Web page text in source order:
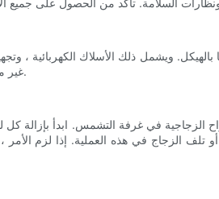
ويشمل ذلك الأسلاك الكهربائية ،
غير متأكد من كيفية فصل المرافق بأمان ، فمن الأفضل استئجار محترف لمساعدتك.
الزجاجية في غرفة التشمس. ابدأ
الزجاج في هذه العملية. إذا لزم الأمر